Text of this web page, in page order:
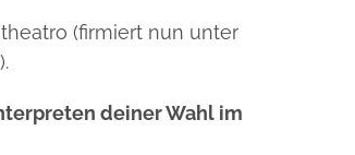
(firmiert nun unter
deiner Wahl im